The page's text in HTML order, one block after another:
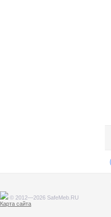
© 2012—2026 SafeMeb.RU
Карта сайта